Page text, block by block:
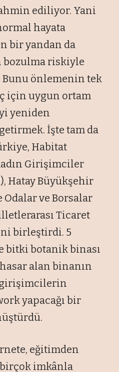
ediliyor. Yani
hayata
bir yandan da
bozulma riskiyle
Bunu önlemenin tek
için uygun ortam
yeniden
İşte tam da
Habitat
Girişimciler
Hatay Büyükşehir
ve Borsalar
Ticaret
birleştirdi. 5
bitki botanik binası
alan binanın
girişimcilerin
yapacağı bir
eğitimden
imkânla